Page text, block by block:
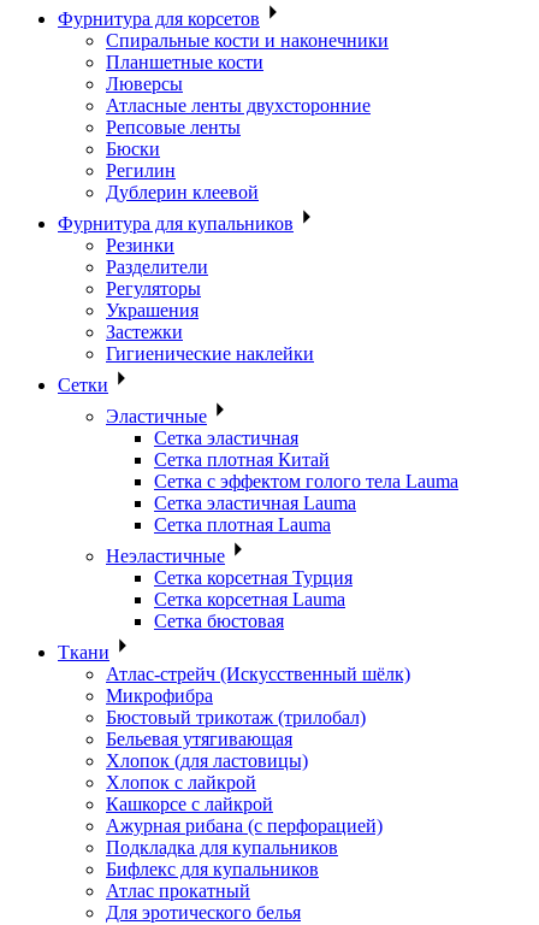
Фурнитура для корсетов
Спиральные кости и наконечники
Планшетные кости
Люверсы
Атласные ленты двухсторонние
Репсовые ленты
Бюски
Регилин
Дублерин клеевой
Фурнитура для купальников
Резинки
Разделители
Регуляторы
Украшения
Застежки
Гигиенические наклейки
Сетки
Эластичные
Сетка эластичная
Сетка плотная Китай
Сетка с эффектом голого тела Lauma
Сетка эластичная Lauma
Сетка плотная Lauma
Неэластичные
Сетка корсетная Турция
Сетка корсетная Lauma
Сетка бюстовая
Ткани
Атлас-стрейч (Искусственный шёлк)
Микрофибра
Бюстовый трикотаж (трилобал)
Бельевая утягивающая
Хлопок (для ластовицы)
Хлопок с лайкрой
Кашкорсе с лайкрой
Ажурная рибана (с перфорацией)
Подкладка для купальников
Бифлекс для купальников
Атлас прокатный
Для эротического белья